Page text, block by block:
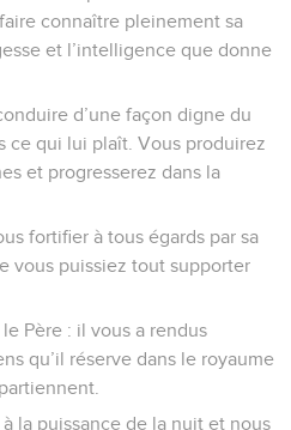
du Christ pour son corps,
l’Église, conformément à la
à votre égard : il m’a chargé
a tenu caché depuis
qu’il a révélé maintenant
connaître ce plan secret, si
en faveur de tous les peuples.
en vous et il vous donne
à la gloire de Dieu.
à tout être humain. Nous
avec toute la sagesse